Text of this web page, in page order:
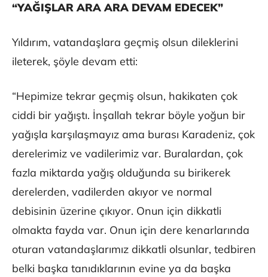
“YAĞIŞLAR ARA ARA DEVAM EDECEK”
Yıldırım, vatandaşlara geçmiş olsun dileklerini
ileterek, şöyle devam etti:
“Hepimize tekrar geçmiş olsun, hakikaten çok
ciddi bir yağıştı. İnşallah tekrar böyle yoğun bir
yağışla karşılaşmayız ama burası Karadeniz, çok
derelerimiz ve vadilerimiz var. Buralardan, çok
fazla miktarda yağış olduğunda su birikerek
derelerden, vadilerden akıyor ve normal
debisinin üzerine çıkıyor. Onun için dikkatli
olmakta fayda var. Onun için dere kenarlarında
oturan vatandaşlarımız dikkatli olsunlar, tedbiren
belki başka tanıdıklarının evine ya da başka